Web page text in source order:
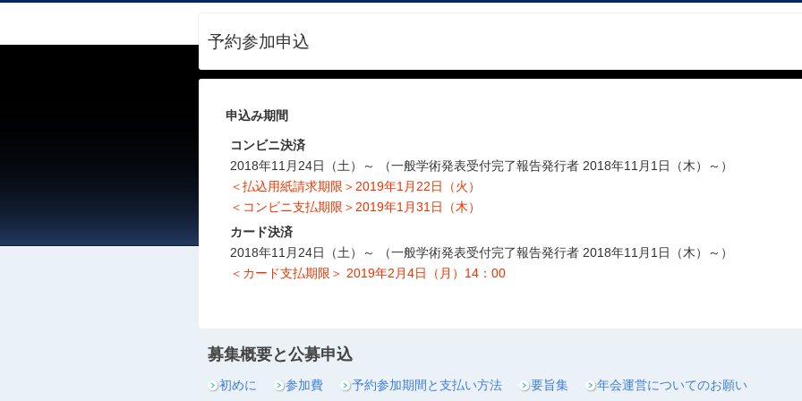
予約参加申込
申込み期間
コンビニ決済
2018年11月24日（土）～ （一般学術発表受付完了報告発行者 2018年11月1日（木）～）
＜払込用紙請求期限＞2019年1月22日（火）
＜コンビニ支払期限＞2019年1月31日（木）
カード決済
2018年11月24日（土）～ （一般学術発表受付完了報告発行者 2018年11月1日（木）～）
＜カード支払期限＞ 2019年2月4日（月）14：00
募集概要と公募申込
初めに 参加費 予約参加期間と支払い方法 要旨集 年会運営についてのお願い